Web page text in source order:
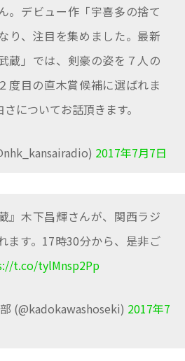
。デビュー作「宇喜多の捨て
り、注目を集めました。最新
蔵」では、剣豪の姿を７人の
度目の直木賞候補に選ばれま
についてお話頂きます。
2017年7月7日
』木下昌輝さんが、関西ラジ
ます。17時30分から、是非ご
t.co/tylMnsp2Pp
(@kadokawashoseki) 2017年7